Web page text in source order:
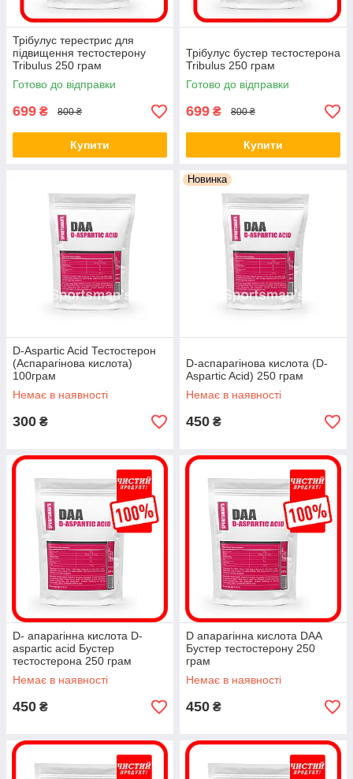
Трібулус терестрис для
підвищення тестостерону
Tribulus 250 грам
Готово до відправки
699 ₴ 800 ₴
Купити
Трібулус бустер тестостерона
Tribulus 250 грам
Готово до відправки
699 ₴ 800 ₴
Купити
D-Aspartic Acid Тестостерон
(Аспарагінова кислота)
100грам
Немає в наявності
300 ₴
Новинка
D-аспарагінова кислота (D-
Aspartic Acid) 250 грам
Немає в наявності
450 ₴
D- апарагінна кислота D-
aspartic acid Бустер
тестостерона 250 грам
Немає в наявності
450 ₴
D апарагінна кислота DAA
Бустер тестостерону 250
грам
Немає в наявності
450 ₴